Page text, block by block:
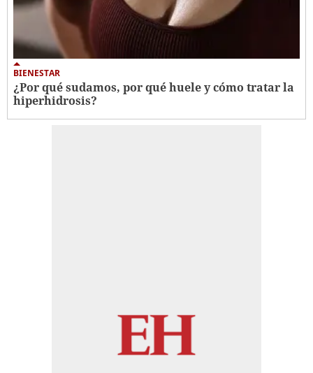
BIENESTAR
¿Por qué sudamos, por qué huele y cómo tratar la
hiperhidrosis?